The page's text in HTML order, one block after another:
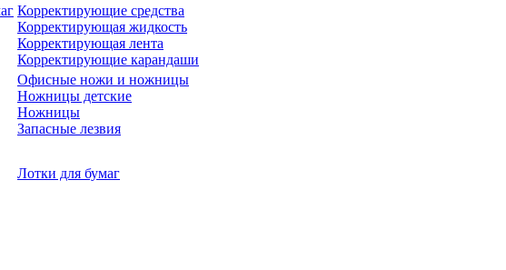
Корректирующие средства
Корректирующая жидкость
Корректирующая лента
Корректирующие карандаши
Офисные ножи и ножницы
Ножницы детские
Ножницы
Запасные лезвия
Лотки для бумаг